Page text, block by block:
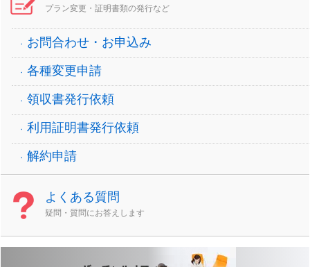
プラン変更・証明書類の発行など
お問合わせ・お申込み
各種変更申請
領収書発行依頼
利用証明書発行依頼
解約申請
よくある質問
疑問・質問にお答えします